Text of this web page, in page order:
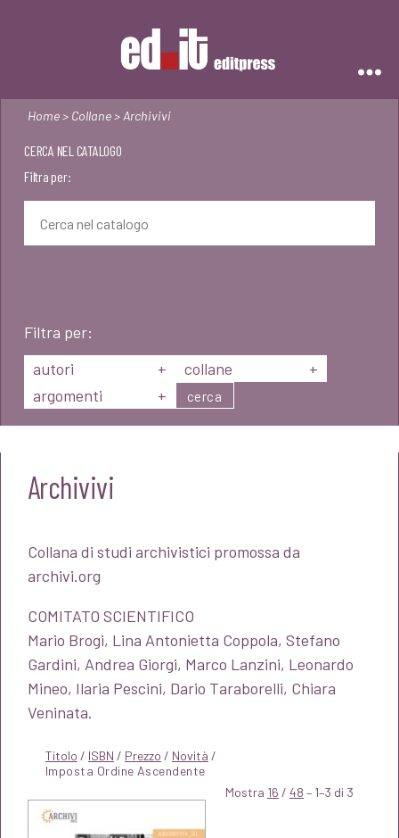
Home> Collane> Archivivi
CERCA NEL CATALOGO
Filtra per:
Filtra per:
autori
+ collane
+
argomenti
+ cerca
Archivivi
Collana di studi archivistici promossa da
archivi.org
COMITATO SCIENTIFICO
Mario Brogi, Lina Antonietta Coppola, Stefano
Gardini, Andrea Giorgi, Marco Lanzini, Leonardo
Mineo, Ilaria Pescini, Dario Taraborelli, Chiara
Veninata.
Titolo / ISBN / Prezzo / Novità /
Mostra 16 / 48 – 1–3 di 3